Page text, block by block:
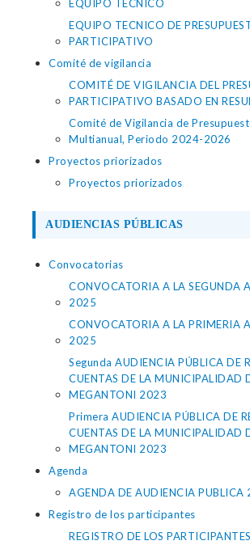
EQUIPO TECNICO
EQUIPO TECNICO DE
PARTICIPATIVO
Comité de vigilancia
COMITÉ DE VIGILANCIA DEL
PARTICIPATIVO BASADO EN
Comité de Vigilancia de
Multianual, Periodo 2024-2026
Proyectos priorizados
Proyectos priorizados
AUDIENCIAS PÚBLICAS
Convocatorias
CONVOCATORIA A LA SEGUNDA
2025
CONVOCATORIA A LA PRIMERIA
2025
Segunda AUDIENCIA PÚBLICA DE
CUENTAS DE LA MUNICIPALIDAD
MEGANTONI 2023
Primera AUDIENCIA PÚBLICA DE
CUENTAS DE LA MUNICIPALIDAD
MEGANTONI 2023
Agenda
AGENDA DE AUDIENCIA PUBLICA
Registro de los participantes
REGISTRO DE LOS